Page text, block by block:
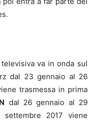
va in onda sul
dal 23 gennaio al 26
trasmessa in prima
dal 26 gennaio al 29
2017 viene